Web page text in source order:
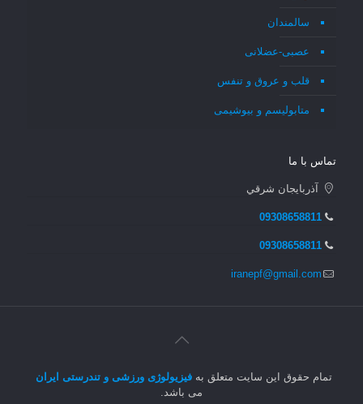
سالمندان
عصبی-عضلانی
قلب و عروق و تنفس
متابولیسم و بیوشیمی
تماس با ما
آذربايجان شرقي
09308658811
09308658811
iranepf@gmail.com
تمام حقوق این سایت متعلق بهفیزیولوژی ورزشی و تندرستی ایران
می باشد.